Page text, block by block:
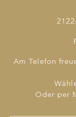
Am Telefon
Oder per